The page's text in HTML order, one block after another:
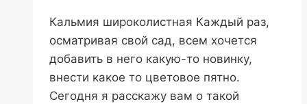
Кальмия широколистная Каждый раз,
осматривая свой сад, всем хочется
добавить в него какую-то новинку,
внести какое то цветовое пятно.
Сегодня я расскажу вам о такой